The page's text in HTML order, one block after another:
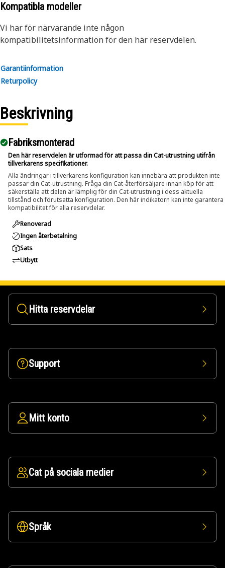
• Compatible with different sizes of multi-stage ejector
• Reduces the risk of damage during seal installation.
The Hydraulic Cylinder Wiper Seal Tool is employed during
the assembly and repair of hydraulic cylinders, particularly
systems within the equipment.
Kompatibla modeller
Vi har för närvarande inte någon
kompatibilitetsinformation för den här reservdelen.
Garantiinformation
Returpolicy
Beskrivning
Fabriksmonterad
Den här reservdelen är utformad för att passa din Cat-utrustning utifrån
tillverkarens specifikationer.
Alla ändringar i tillverkarens konfiguration kan innebära att produkten inte
passar din Cat-utrustning. Fråga din Cat-återförsäljare innan köp för att
säkerställa att delen är lämplig för din Cat-utrustning i dess aktuella
tillstånd och förutsatta konfiguration. Den här indikatorn kan inte garantera
kompatibilitet för alla reservdelar.
Renoverad
Ingen återbetalning
Sats
Utbytt
Hitta reservdelar
Support
Mitt konto
Cat på sociala medier
Språk